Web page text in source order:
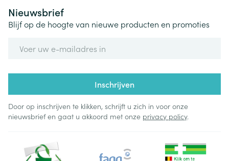
Nieuwsbrief
Blijf op de hoogte van nieuwe producten en promoties
Inschrijven
Door op inschrijven te klikken, schrijft u zich in voor onze
nieuwsbrief en gaat u akkoord met onze privacy policy.